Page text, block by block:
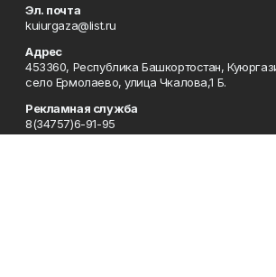
Эл. почта
kuiurgaza@list.ru
Адрес
453360, Республика Башкортостан,
село Ермолаево, улица Чкалова,1 Б.
Рекламная служба
8(34757)6-91-95